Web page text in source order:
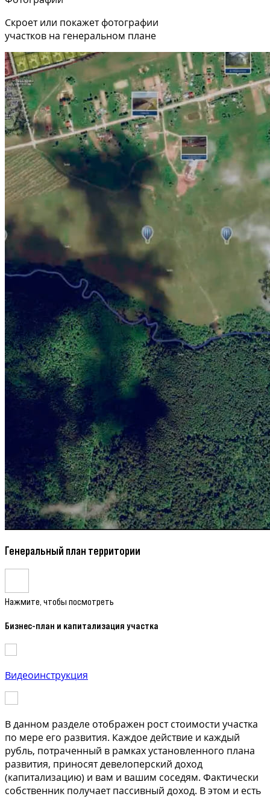
Скроет или покажет фотографии
участков на генеральном плане
Генеральный план территории
Нажмите, чтобы посмотреть
Бизнес-план и капитализация участка
Видеоинструкция
В данном разделе отображен рост стоимости участка
по мере его развития. Каждое действие и каждый
рубль, потраченный в рамках установленного плана
развития, приносят девелоперский доход
(капитализацию) и вам и вашим соседям. Фактически
собственник получает пассивный доход. В этом и есть